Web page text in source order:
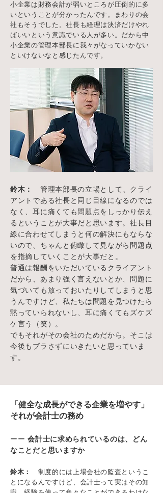
小企業は財務会計が弱いところが圧倒的に多
いということが分かったんです。まわりの会
社もそうでした。社長も経理は決済だけやれ
ばいいという意識でいる人が多い。だから中
小企業の管理本部長に我々がなっていかない
といけないなと感じたんです。
鈴木： 管理本部長の立場として、クライ
アントである社長と同じ目線になるのでは
なく、耳に痛くても問題点をしっかり伝え
るということが大事だと思います。社長目
線に合わせてしまうと何の解決にもならな
いので、ちゃんと俯瞰して見ながら問題点
を指摘していくことが大事だと。
普通は報酬をいただいているクライアント
だから、あまり強く言えないとか、問題に
気づいても放っておいたりしてしまうと思
うんですけど、私たちは問題を見つけたら
黙っていられないし、耳に痛くてもズケズ
ケ言う（笑）。
でもそれがその会社のためだから。そこは
今後もブラさずにいきたいと思っていま
す。
「健全な成長ができる企業を増やす」
それが会計士の務め
ーー会計士に求められているのは、どん
なことだと思いますか
鈴木： 制度的には上場会社の監査というこ
とになるんですけど、会計士って実はその知